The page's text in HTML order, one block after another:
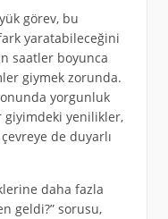
görev, bu
yaratabileceğini
saatler boyunca
giymek zorunda.
yorgunluk
yenilikler,
de duyarlı
daha fazla
geldi?” sorusu,